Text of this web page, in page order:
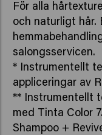
För alla
och naturligt hår.
salongsservicen.
* Instrumentellt
appliceringar av
** Instrumentellt
med Tinta Color
Shampoo +